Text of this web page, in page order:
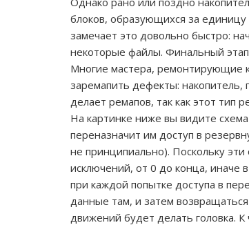
блоков, образующихся за
замечает это довольно быстро:
некоторые файлы. Финальный этап
Многие мастера, ремонтирующие
заремапить дефекты:
делает ремапов, так как этот тип
На картинке ниже вы видите
переназначит им доступ в
не принципиально). Поскольку эти
исключений, от 0 до конца, иначе
при каждой попытке доступа в
данные там, и затем
движений будет делать головка.